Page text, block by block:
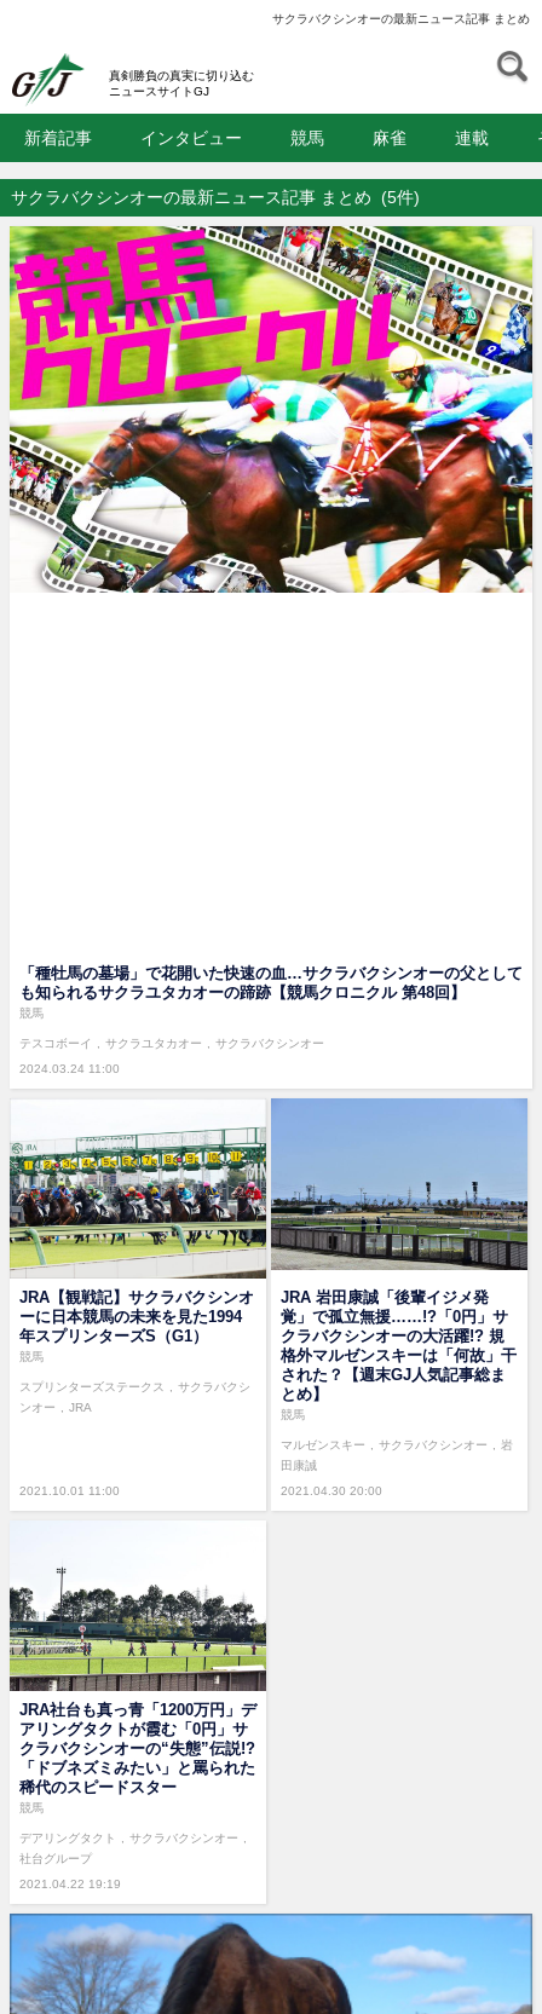
サクラバクシンオーの最新ニュース記事 まとめ
真剣勝負の真実に切り込む
ニュースサイトGJ
新着記事 インタビュー 競馬 麻雀 連載
サクラバクシンオーの最新ニュース記事 まとめ (5件)
「種牡馬の墓場」で花開いた快速の血…サクラバクシンオーの父として
も知られるサクラユタカオーの蹄跡【競馬クロニクル 第48回】
2024.03.24 11:00
競馬
テスコボーイ サクラユタカオー サクラバクシンオー
JRA【観戦記】サクラバクシンオ
ーに日本競馬の未来を見た1994
年スプリンターズS（G1）
2021.10.01 11:00
競馬
スプリンターズステークス
サクラバクシ
ンオー
JRA
JRA 岩田康誠「後輩イジメ発
覚」で孤立無援……!?「0円」サ
クラバクシンオーの大活躍!? 規
格外マルゼンスキーは「何故」干
された？【週末GJ人気記事総ま
とめ】
2021.04.30 20:00
競馬
マルゼンスキー サクラバクシンオー
岩
田康誠
JRA社台も真っ青「1200万円」デ
アリングタクトが霞む「0円」サ
クラバクシンオーの“失態”伝説!?
「ドブネズミみたい」と罵られた
稀代のスピードスター
2021.04.22 19:19
競馬
デアリングタクト
サクラバクシンオー
社台グループ